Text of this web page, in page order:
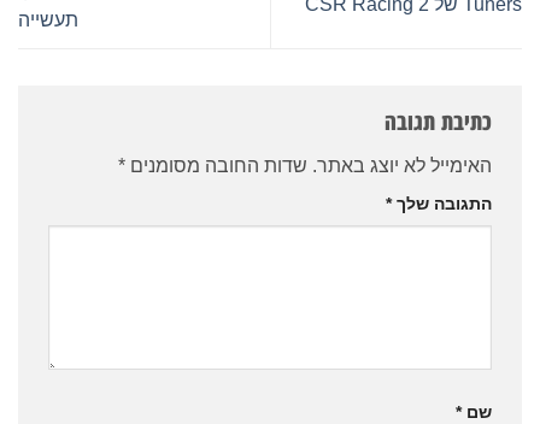
תגובה
לא יוצג באתר. שדות החובה מסומנים*
שלך*